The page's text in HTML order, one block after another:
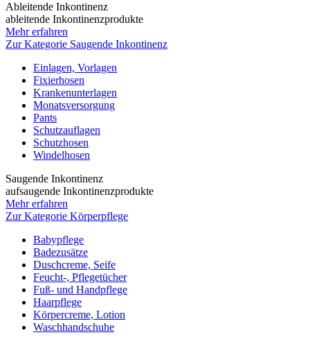
Ableitende Inkontinenz
ableitende Inkontinenzprodukte
Mehr erfahren
Zur Kategorie Saugende Inkontinenz
Einlagen, Vorlagen
Fixierhosen
Krankenunterlagen
Monatsversorgung
Pants
Schutzauflagen
Schutzhosen
Windelhosen
Saugende Inkontinenz
aufsaugende Inkontinenzprodukte
Mehr erfahren
Zur Kategorie Körperpflege
Babypflege
Badezusätze
Duschcreme, Seife
Feucht-, Pflegetücher
Fuß- und Handpflege
Haarpflege
Körpercreme, Lotion
Waschhandschuhe